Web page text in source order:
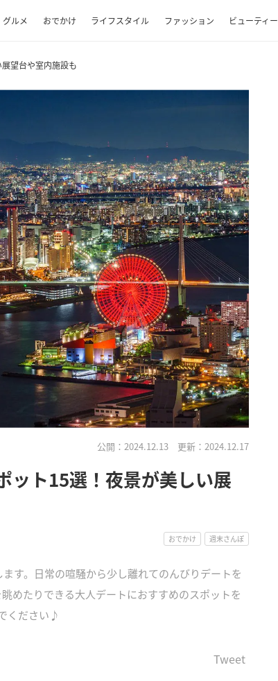
グルメ おでかけ ライフスタイル ファッション ビューティー
望台や室内施設も
公開：2024.12.13 更新：2024.12.17
ット15選！夜景が美しい展
おでかけ 週末さんぽ
す。日常の喧騒から少し離れてのんびりデートを
めたりできる大人デートにおすすめのスポットを
ください♪
Tweet